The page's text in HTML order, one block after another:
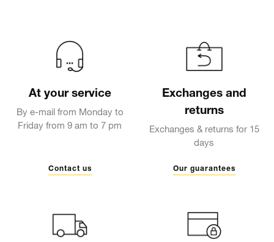
At your service
By e-mail from Monday to
Friday from 9 am to 7 pm
Contact us
Exchanges and
returns
Exchanges & returns for 15
days
Our guarantees